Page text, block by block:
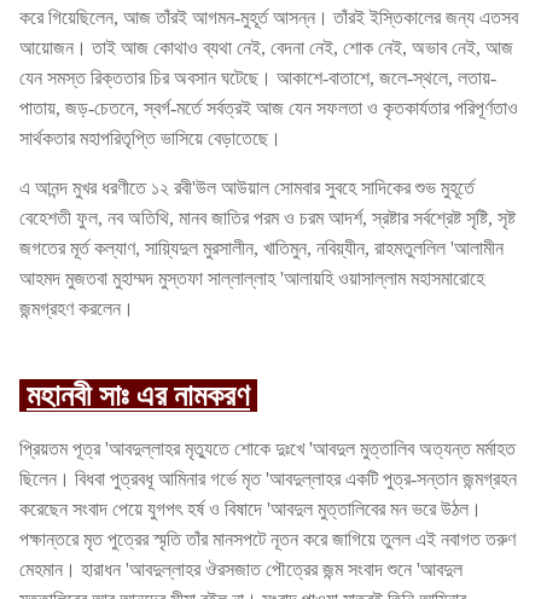
করে গিয়েছিলেন, আজ তাঁরই আগমন-মুহূর্ত আসন্ন। তাঁরই ইস্তিকালের জন্য এতসব
আয়োজন। তাই আজ কোথাও ব্যথা নেই, বেদনা নেই, শোক নেই, অভাব নেই, আজ
যেন সমস্ত রিক্ততার চির অবসান ঘটেছে। আকাশে-বাতাশে, জলে-স্থলে, লতায়-
পাতায়, জড়-চেতনে, স্বর্গ-মর্তে সর্বত্রই আজ যেন সফলতা ও কৃতকার্যতার পরিপূর্ণতাও
সার্থকতার মহাপরিতৃপ্তি ভাসিয়ে বেড়াতেছে।
এ আনন্দ মুখর ধরণীতে ১২ রবী'উল আউয়াল সোমবার সুবহে সাদিকের শুভ মুহূর্তে
বেহেশতী ফুল, নব অতিথি, মানব জাতির পরম ও চরম আদর্শ, স্রষ্টার সর্বশ্রেষ্ট সৃষ্টি, সৃষ্ট
জগতের মূর্ত কল্যাণ, সায়্যিদুল মুরসালীন, খাতিমুন, নবিয়্যীন, রাহমতুললিল 'আলামীন
আহমদ মুজতবা মুহাম্মদ মুস্তফা সাল্লাল্লাহ 'আলায়হি ওয়াসাল্লাম মহাসমারোহে
জন্মগ্রহণ করলেন।
মহানবী সাঃ এর নামকরণ
প্রিয়তম পূত্র 'আবদুল্লাহর মৃত্যুতে শোকে দুঃখে 'আবদুল মুত্তালিব অত্যন্ত মর্মাহত
ছিলেন। বিধবা পুত্রবধূ আমিনার গর্ভে মৃত 'আবদুল্লাহর একটি পুত্র-সন্তান জন্মগ্রহন
করেছেন সংবাদ পেয়ে যুগপৎ হর্ষ ও বিষাদে 'আবদুল মুত্তালিবের মন ভরে উঠল।
পক্ষান্তরে মৃত পুত্রের স্মৃতি তাঁর মানসপটে নূতন করে জাগিয়ে তুলল এই নবাগত তরুণ
মেহমান। হারাধন 'আবদুল্লাহর ঔরসজাত পৌত্রের জন্ম সংবাদ শুনে 'আবদুল